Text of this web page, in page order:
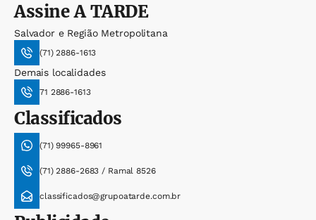
AssineA TARDE
Salvador e Região Metropolitana
(71) 2886-1613
Demais localidades
71 2886-1613
Classificados
(71) 99965-8961
(71) 2886-2683 / Ramal 8526
classificados@grupoatarde.com.br